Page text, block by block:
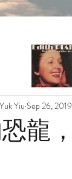
龍
Yiu Sep 26, 2019